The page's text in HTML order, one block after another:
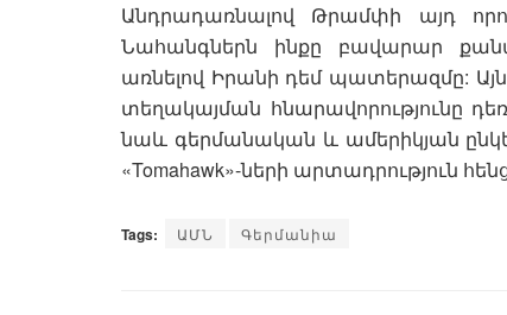
Անդրադառնալով Թրամփի այդ
Նահանգներն ինքը բավարար
առնելով Իրանի դեմ պատերազմը:
տեղակայման հնարավորությունը
նաև գերմանական և ամերիկյան
«Tomahawk»-ների արտադրություն
Tags: ԱՄՆ Գերմանիա